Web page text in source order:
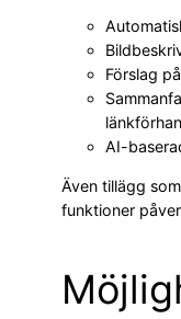
Förslag
AI-
Även tillägg
funktioner